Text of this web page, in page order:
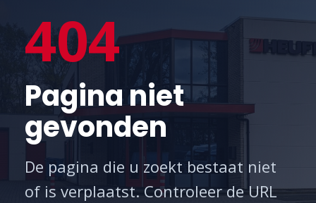
404
Pagina niet
gevonden
De pagina die u zoekt bestaat niet
of is verplaatst. Controleer de URL